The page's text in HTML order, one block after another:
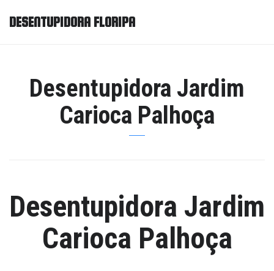
DESENTUPIDORA FLORIPA
Desentupidora Jardim
Carioca Palhoça
Desentupidora Jardim
Carioca Palhoça